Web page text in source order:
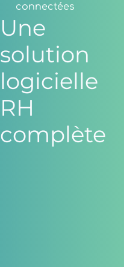
connectées
Une
solution
logicielle
RH
complète